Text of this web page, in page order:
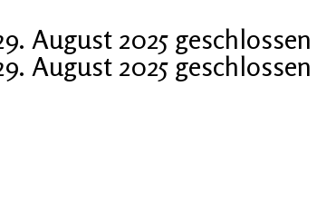
August 2025 geschlossen
August 2025 geschlossen